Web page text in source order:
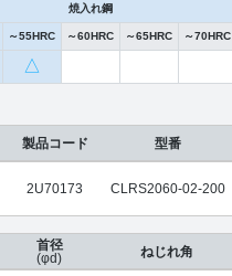
焼入れ鋼
～55HRC ～60HRC ～65HRC ～70HRC
△
製品コード
2U70173
型番
CLRS2060-02-200
首径
(φd)
ねじれ角